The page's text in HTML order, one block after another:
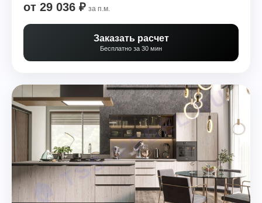
от 29 036 ₽ за п.м.
Заказать расчет
Бесплатно за 30 мин